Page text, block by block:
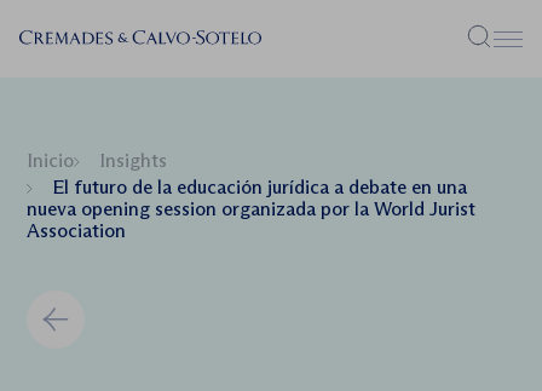
Menú
Inicio
Insights
El futuro de la educación jurídica a debate en una
nueva opening session organizada por la World Jurist
Association